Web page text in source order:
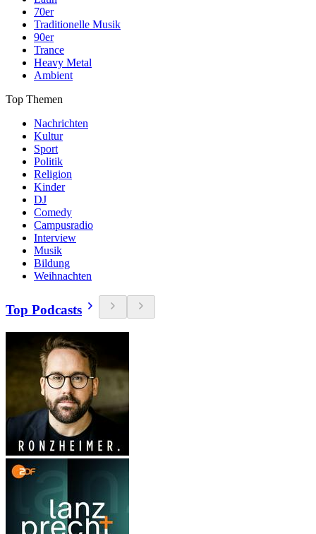
70er
Traditionelle Musik
90er
Trance
Heavy Metal
Ambient
Top Themen
Nachrichten
Kultur
Sport
Politik
Religion
Kinder
DJ
Comedy
Campusradio
Interview
Musik
Bildung
Weihnachten
Top Podcasts